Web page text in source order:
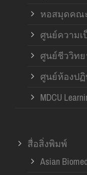
หอสมุดคณ
ศูนย์ความ
ศูนย์ชีววิทย
ศูนย์ห้องป
MDCU
สื่อสิ่งพิมพ์
Asian